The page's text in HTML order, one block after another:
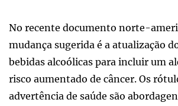
No recente documento norte-
mudança sugerida é a atualização
bebidas alcoólicas para incluir um
risco aumentado de câncer. Os
advertência de saúde são